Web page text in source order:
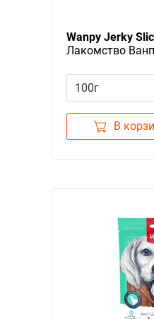
Wanpy Jerky
Лакомство
100г
В